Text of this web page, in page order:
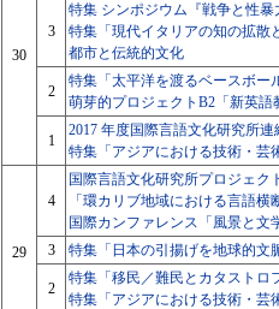
30
3
特集 シンポジウム『戦争と性
特集「現代イタリアの知の拡散
都市と伝統的文化
2
特集「太平洋を渡るベースボー
萌芽的プロジェクトB2「新英
1
2017 年度国際言語文化研究所
特集「アジアにおける技術・芸
29
4
国際言語文化研究所プロジェ
「環カリブ地域における言語
国際カンファレンス「風景と文
3 特集「日本の引揚げを地球的文
2
特集「移民／難民とカタストロ
特集「アジアにおける技術・芸